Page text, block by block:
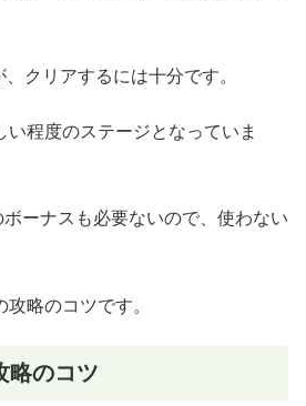
クリアするには十分です。
い程度のステージとなっていま
ーナスも必要ないので、使わない
略のコツです。
略のコツ